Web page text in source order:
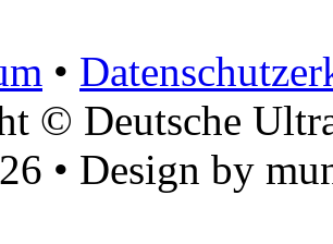
•
© Deutsche
• Design by